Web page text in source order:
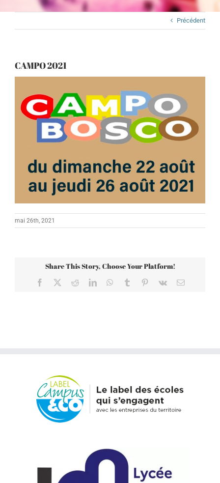
Précédent
CAMPO 2021
mai 26th, 2021
Share This Story, Choose Your Platform!
Facebook RedditLinkedInWhatsApp
Tumblr Pinterest
Vk Email